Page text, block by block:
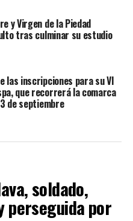
y Virgen de la Piedad
tras culminar su estudio
las inscripciones para su VI
que recorrerá la comarca
de septiembre
soldado,
por